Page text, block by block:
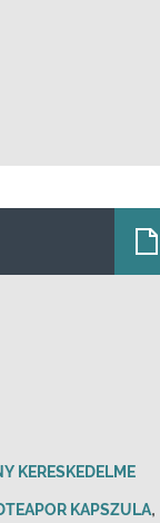
KERESKEDELME
KAPSZULA,